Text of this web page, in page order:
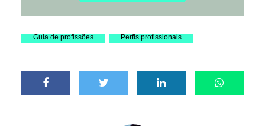
Guia de profissões Perfis profissionais